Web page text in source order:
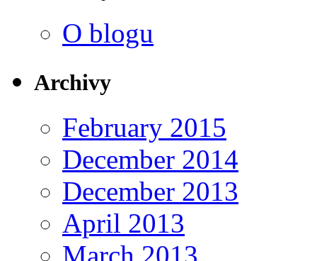
O blogu
Archivy
February 2015
December 2014
December 2013
April 2013